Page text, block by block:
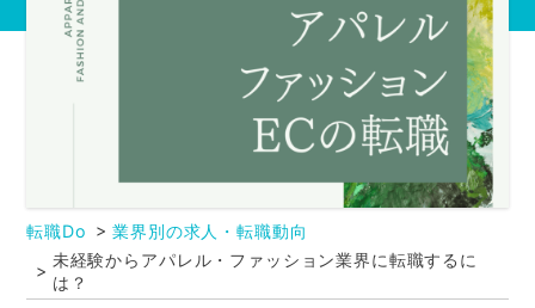
転職Do
業界別の求人・転職動向
未経験からアパレル・ファッション業界に転職するに
は？